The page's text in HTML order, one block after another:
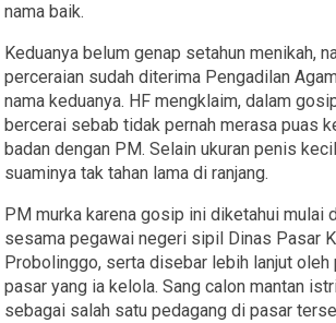
nama baik.
Keduanya belum genap setahun menikah,
perceraian sudah diterima Pengadilan
nama keduanya. HF mengklaim, dalam
bercerai sebab tidak pernah merasa puas
badan dengan PM. Selain ukuran penis
suaminya tak tahan lama di ranjang.
PM murka karena gosip ini diketahui mulai
sesama pegawai negeri sipil Dinas Pasar
Probolinggo, serta disebar lebih lanjut oleh
pasar yang ia kelola. Sang calon mantan
sebagai salah satu pedagang di pasar